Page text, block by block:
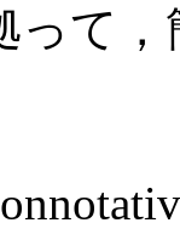
って